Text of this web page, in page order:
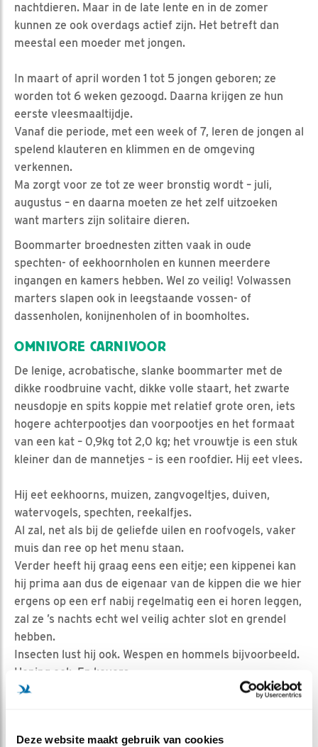
Deze website maakt gebruik van cookies
nachtdieren. Maar in de late lente en in de zomer
kunnen ze ook overdags actief zijn. Het betreft dan
meestal een moeder met jongen.
In maart of april worden 1 tot 5 jongen geboren; ze
worden tot 6 weken gezoogd. Daarna krijgen ze hun
eerste vleesmaaltijdje.
Vanaf die periode, met een week of 7, leren de jongen al
spelend klauteren en klimmen en de omgeving
verkennen.
Ma zorgt voor ze tot ze weer bronstig wordt – juli,
augustus – en daarna moeten ze het zelf uitzoeken
want marters zijn solitaire dieren.
Boommarter broednesten zitten vaak in oude
spechten- of eekhoornholen en kunnen meerdere
ingangen en kamers hebben. Wel zo veilig! Volwassen
marters slapen ook in leegstaande vossen- of
dassenholen, konijnenholen of in boomholtes.
OMNIVORE CARNIVOOR
De lenige, acrobatische, slanke boommarter met de
dikke roodbruine vacht, dikke volle staart, het zwarte
neusdopje en spits koppie met relatief grote oren, iets
hogere achterpootjes dan voorpootjes en het formaat
van een kat – 0,9kg tot 2,0 kg; het vrouwtje is een stuk
kleiner dan de mannetjes – is een roofdier. Hij eet vlees.
Hij eet eekhoorns, muizen, zangvogeltjes, duiven,
watervogels, spechten, reekalfjes.
Al zal, net als bij de geliefde uilen en roofvogels, vaker
muis dan ree op het menu staan.
Verder heeft hij graag eens een eitje; een kippenei kan
hij prima aan dus de eigenaar van de kippen die we hier
ergens op een erf nabij regelmatig een ei horen leggen,
zal ze ’s nachts echt wel veilig achter slot en grendel
hebben.
Insecten lust hij ook. Wespen en hommels bijvoorbeeld.
Honing ook. En kevers.
Maar ook: vruchten, paddenstoelen, (lijster)bessen,
Het is een omnivore carnivoor!